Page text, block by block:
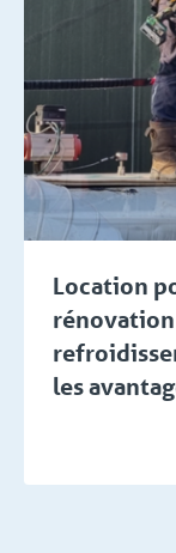
Location
rénovation
les